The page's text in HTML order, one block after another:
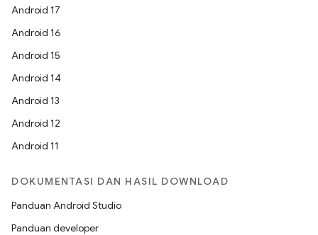
Android 17
Android 16
Android 15
Android 14
Android 13
Android 12
Android 11
DOKUMENTASI DAN HASIL DOWNLOAD
Panduan Android Studio
Panduan developer